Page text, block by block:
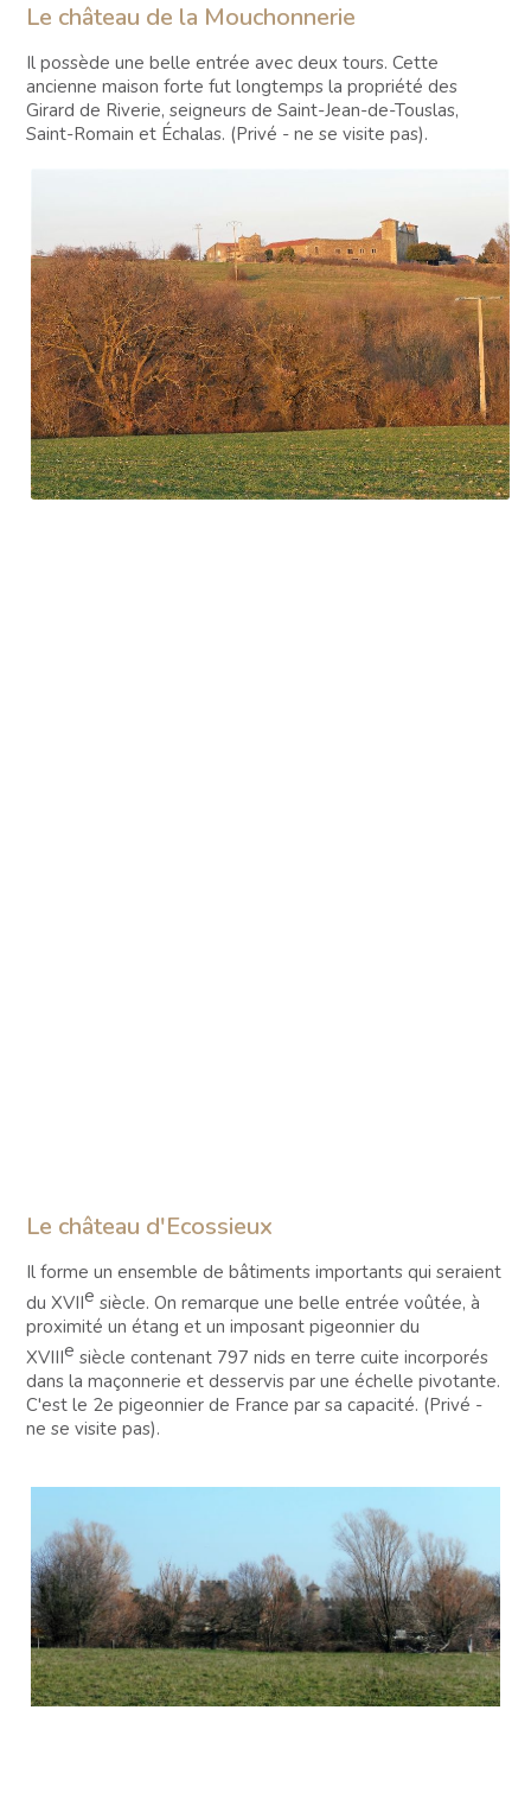
Le château de la Mouchonnerie
Il possède une belle entrée avec deux tours. Cette
ancienne maison forte fut longtemps la propriété des
Girard de Riverie, seigneurs de Saint-Jean-de-Touslas,
Saint-Romain et Échalas. (Privé - ne se visite pas).
Le château d'Ecossieux
Il forme un ensemble de bâtiments importants qui seraient
du XVIIe siècle. On remarque une belle entrée voûtée, à
proximité un étang et un imposant pigeonnier du
XVIIIe siècle contenant 797 nids en terre cuite incorporés
dans la maçonnerie et desservis par une échelle pivotante.
C'est le 2e pigeonnier de France par sa capacité. (Privé -
ne se visite pas).